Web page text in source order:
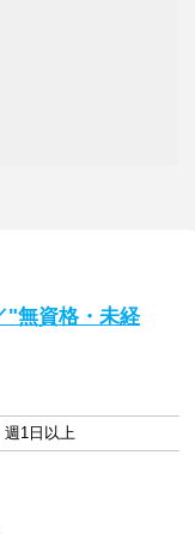
"無資格・未経
週1日以上